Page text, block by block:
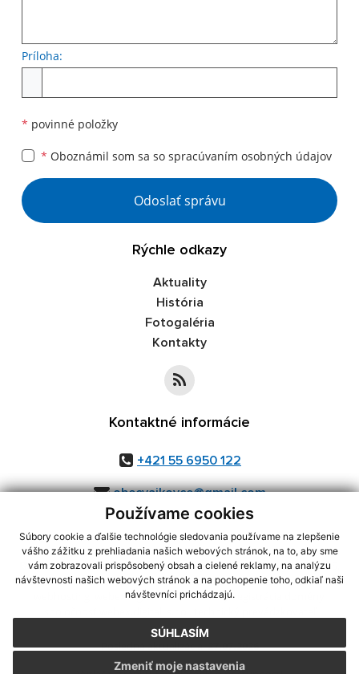
Používame cookies
Súbory cookie a ďalšie technológie sledovania používame na zlepšenie
vášho zážitku z prehliadania našich webových stránok, na to, aby sme
vám zobrazovali prispôsobený obsah a cielené reklamy, na analýzu
návštevnosti našich webových stránok a na pochopenie toho, odkiaľ naši
návštevníci prichádzajú.
SÚHLASÍM
Zmeniť moje nastavenia
Príloha:
* povinné položky
* Oboznámil som sa so spracúvaním osobných údajov
Odoslať správu
Rýchle odkazy
Aktuality
História
Fotogaléria
Kontakty
Kontaktné informácie
+421 55 6950 122
obecvajkovce@gmail.com
využite možnosť získavania aktuálnych informácií s využitím RSS
CMS systém (redakčný) systém ECHELON 2,Mapa stránok,web portál
webex.digital, s.r.o.,domény,registrácia domény
Posledná aktualizácia:27.07.2026